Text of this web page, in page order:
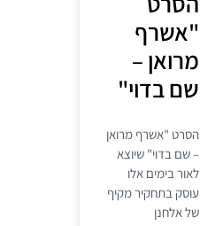
"אשרף
מרואן –
שם בדוי"
הסרט "אשרף מרואן
– שם בדוי" שיוצא
לאור בימים אלו
עוסק בתחקיר מקיף
של אלחנן